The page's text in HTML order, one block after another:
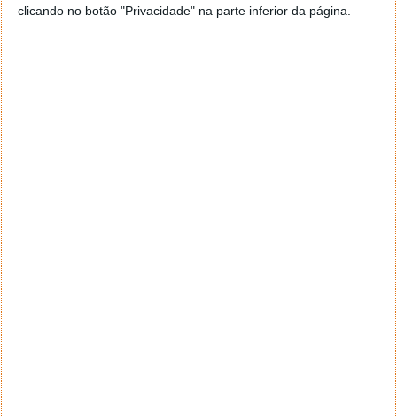
clicando no botão "Privacidade" na parte inferior da página.